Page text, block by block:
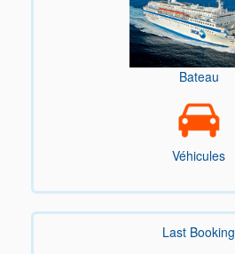
Bateau
Véhicules
Last Booking